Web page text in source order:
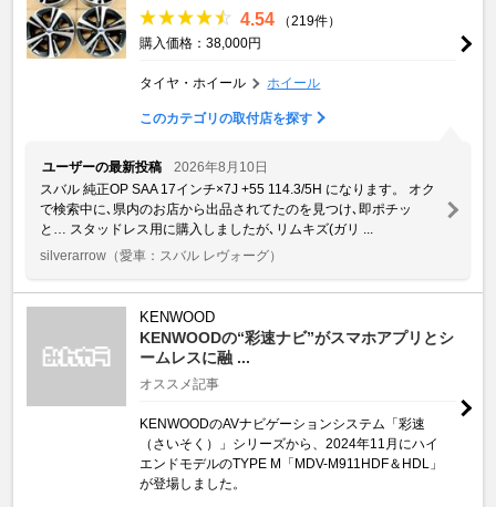
4.54
（219件）
購入価格：38,000円
タイヤ・ホイール ホイール
このカテゴリの取付店を探す
ユーザーの最新投稿
2026年8月10日
スバル 純正OP SAA 17インチ×7J +55 114.3/5H になります。 オク
で検索中に､県内のお店から出品されてたのを見つけ､即ポチッ
と… スタッドレス用に購入しましたが､リムキズ(ガリ ...
silverarrow （愛車：スバル レヴォーグ）
KENWOOD
KENWOODの“彩速ナビ”がスマホアプリとシ
ームレスに融 ...
オススメ記事
KENWOODのAVナビゲーションシステム「彩速
（さいそく）」シリーズから、2024年11月にハイ
エンドモデルのTYPE M「MDV-M911HDF＆HDL」
が登場しました。